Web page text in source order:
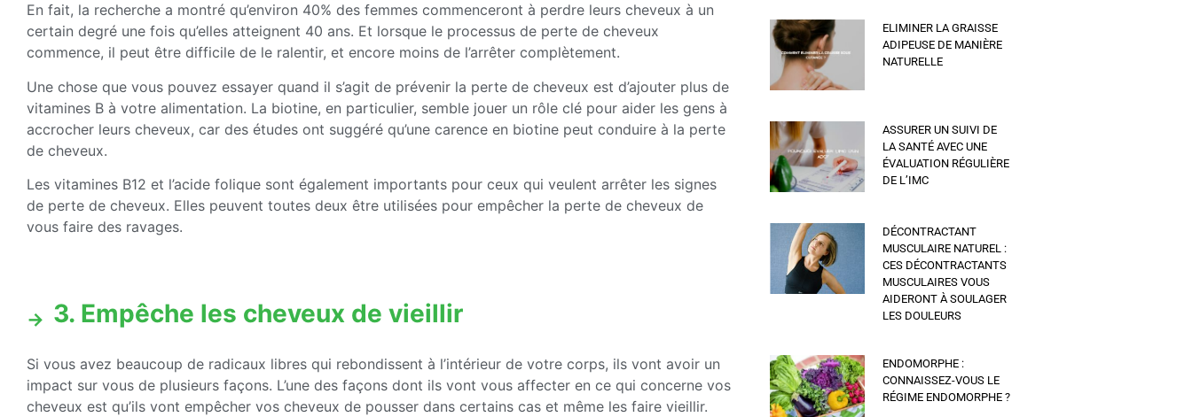
En fait, la recherche a montré qu’environ 40% des femmes commenceront à perdre leurs cheveux à un
certain degré une fois qu’elles atteignent 40 ans. Et lorsque le processus de perte de cheveux
commence, il peut être difficile de le ralentir, et encore moins de l’arrêter complètement.
Une chose que vous pouvez essayer quand il s’agit de prévenir la perte de cheveux est d’ajouter plus de
vitamines B à votre alimentation. La biotine, en particulier, semble jouer un rôle clé pour aider les gens à
accrocher leurs cheveux, car des études ont suggéré qu’une carence en biotine peut conduire à la perte
de cheveux.
Les vitamines B12 et l’acide folique sont également importants pour ceux qui veulent arrêter les signes
de perte de cheveux. Elles peuvent toutes deux être utilisées pour empêcher la perte de cheveux de
vous faire des ravages.
3. Empêche les cheveux de vieillir
Si vous avez beaucoup de radicaux libres qui rebondissent à l’intérieur de votre corps, ils vont avoir un
impact sur vous de plusieurs façons. L’une des façons dont ils vont vous affecter en ce qui concerne vos
cheveux est qu’ils vont empêcher vos cheveux de pousser dans certains cas et même les faire vieillir.
ELIMINER LA GRAISSE
ADIPEUSE DE MANIÈRE
NATURELLE
ASSURER UN SUIVI DE
LA SANTÉ AVEC UNE
ÉVALUATION RÉGULIÈRE
DE L’IMC
DÉCONTRACTANT
MUSCULAIRE NATUREL :
CES DÉCONTRACTANTS
MUSCULAIRES VOUS
AIDERONT À SOULAGER
LES DOULEURS
ENDOMORPHE :
CONNAISSEZ-VOUS LE
RÉGIME ENDOMORPHE ?